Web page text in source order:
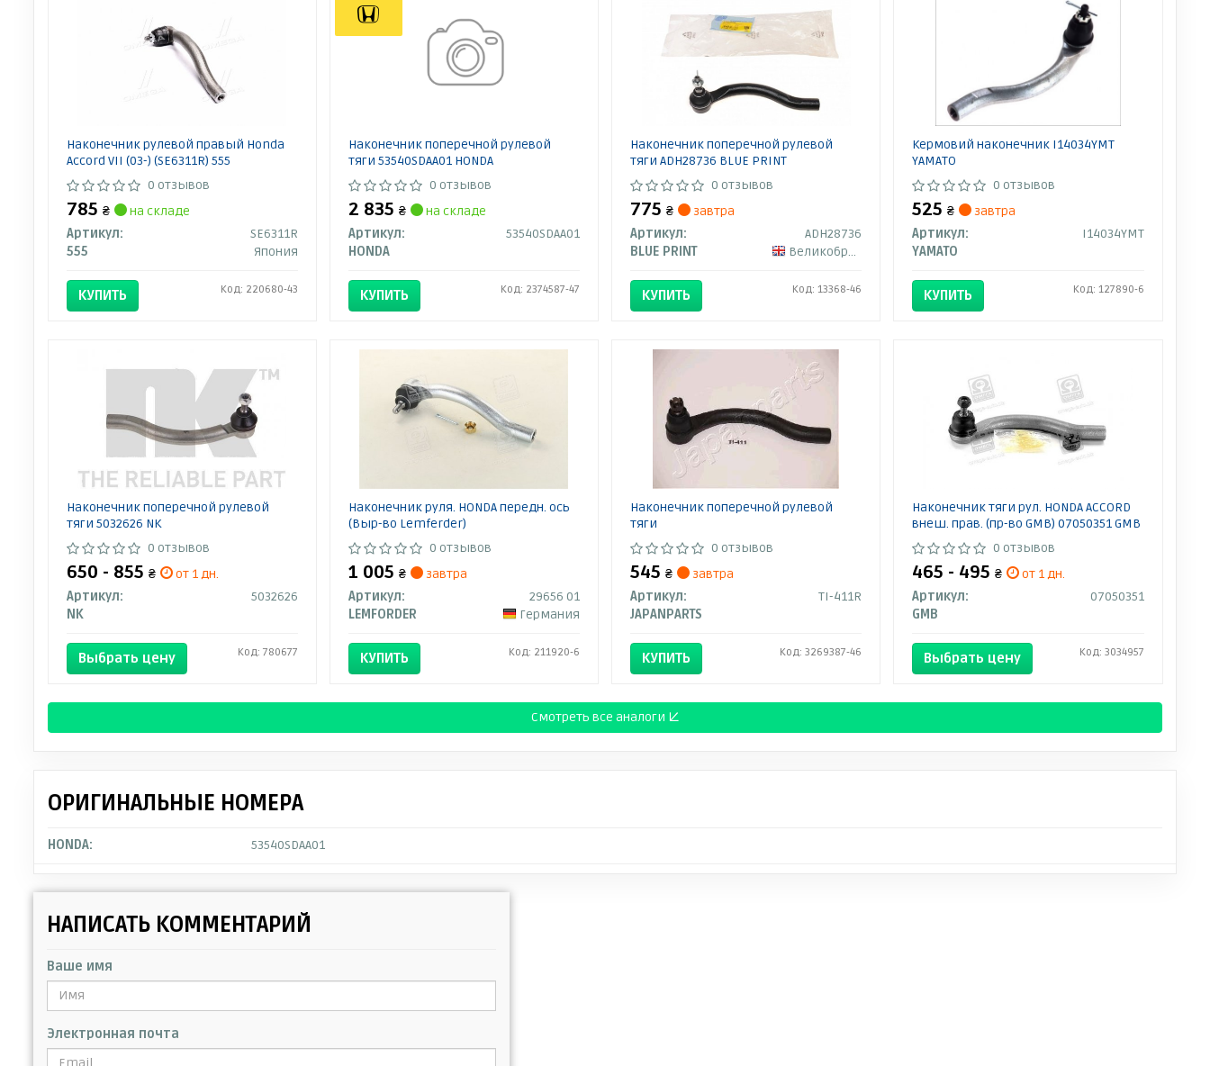
Наконечник рулевой правый Honda
Accord VII (03-) (SE6311R) 555
0 отзывов
785 ₴
на складе
Артикул:
SE6311R
555
Япония
КУПИТЬ Код: 220680-43
Наконечник поперечной рулевой
тяги 53540SDAA01 HONDA
0 отзывов
2 835 ₴
на складе
Артикул:
53540SDAA01
HONDA
КУПИТЬ Код: 2374587-47
Наконечник поперечной рулевой
тяги ADH28736 BLUE PRINT
0 отзывов
775 ₴
завтра
Артикул:
ADH28736
BLUE PRINT
Великобритания
КУПИТЬ Код: 13368-46
Кермовий наконечник I14034YMT
YAMATO
0 отзывов
525₴
завтра
Артикул:
I14034YMT
YAMATO
КУПИТЬ Код: 127890-6
Наконечник поперечной рулевой
тяги 5032626 NK
0 отзывов
650 - 855 ₴
от 1 дн.
Артикул:
5032626
NK
Выбрать цену Код: 780677
Наконечник руля. HONDA передн. ось
(Выр-во Lemferder)
0 отзывов
1 005 ₴
завтра
Артикул:
29656 01
LEMFORDER
Германия
КУПИТЬ Код: 211920-6
Наконечник поперечной рулевой
тяги
0 отзывов
545 ₴
завтра
Артикул:
TI-411R
JAPANPARTS
КУПИТЬ Код: 3269387-46
Наконечник тяги рул. HONDA ACCORD
внеш. прав. (пр-во GMB) 07050351 GMB
0 отзывов
465 - 495₴
от 1 дн.
Артикул:
07050351
GMB
Выбрать цену Код: 3034957
Смотреть все аналоги ↓
ОРИГИНАЛЬНЫЕ НОМЕРА
HONDA: 53540SDAA01
НАПИСАТЬ КОММЕНТАРИЙ
Ваше имя
Электронная почта